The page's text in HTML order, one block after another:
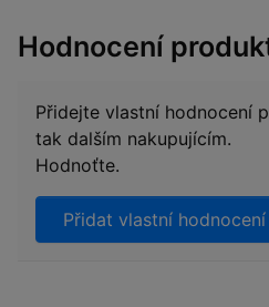
Hodnocení
Přidejte vlastní hodnocení
tak dalším nakupujícím.
Hodnoťte.
Přidat vlastní hodnocení